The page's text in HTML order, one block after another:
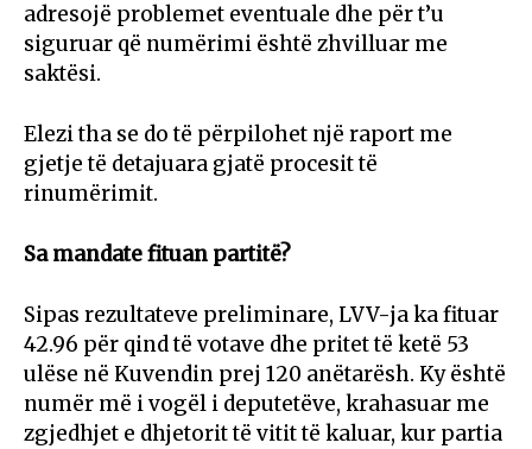
adresojë problemet eventuale dhe për t’u
siguruar që numërimi është zhvilluar me
saktësi.
Elezi tha se do të përpilohet një raport me
gjetje të detajuara gjatë procesit të
rinumërimit.
Sa mandate fituan partitë?
Sipas rezultateve preliminare, LVV-ja ka fituar
42.96 për qind të votave dhe pritet të ketë 53
ulëse në Kuvendin prej 120 anëtarësh. Ky është
numër më i vogël i deputetëve, krahasuar me
zgjedhjet e dhjetorit të vitit të kaluar, kur partia